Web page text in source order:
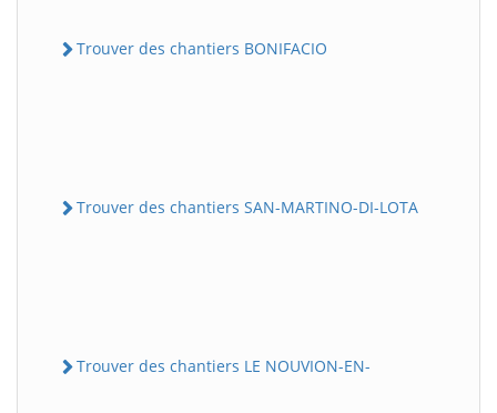
Trouver des chantiers BONIFACIO
Trouver des chantiers SAN-MARTINO-DI-LOTA
Trouver des chantiers LE NOUVION-EN-